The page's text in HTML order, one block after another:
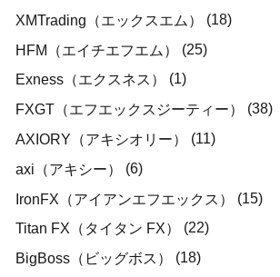
XMTrading（エックスエム）
(18)
HFM（エイチエフエム）
(25)
Exness（エクスネス）
(1)
FXGT（エフエックスジーティー）
(38)
AXIORY（アキシオリー）
(11)
axi（アキシー）
(6)
IronFX（アイアンエフエックス）
(15)
Titan FX（タイタン FX）
(22)
BigBoss（ビッグボス）
(18)